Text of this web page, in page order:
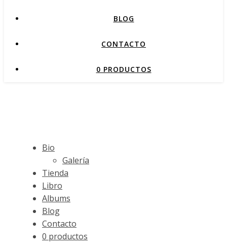
BLOG
CONTACTO
0 PRODUCTOS
Bio
Galería
Tienda
Libro
Albums
Blog
Contacto
0 productos